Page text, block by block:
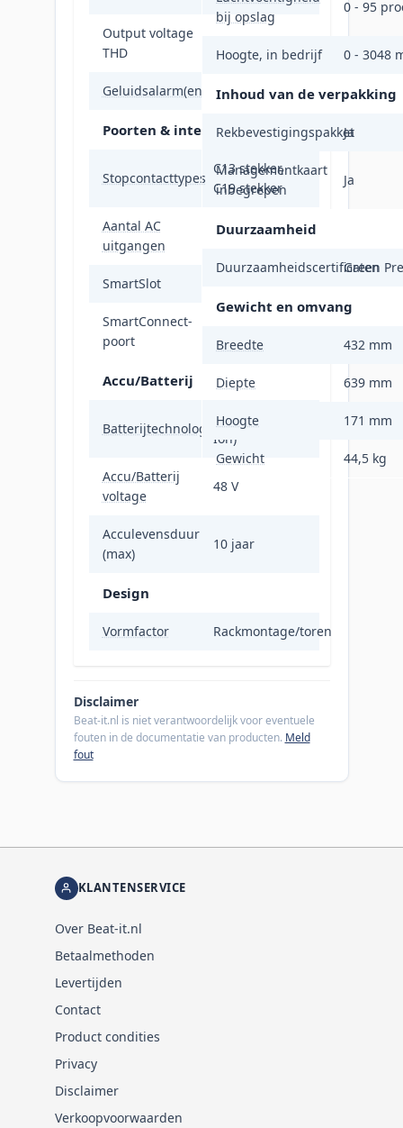
Output voltage
THD
Geluidsalarm(en) Ja
Poorten & interfaces
Stopcontacttypes
C13 stekker,
C19 stekker
Aantal AC
uitgangen
8 AC-
SmartSlot
SmartConnect-
poort
Accu/Batterij
Batterijtechnologie
Lithium-Ion (Li-
Ion)
Accu/Batterij
voltage
48 V
Acculevensduur
(max)
10 jaar
Design
Vormfactor Rackmontage/toren
bij opslag
0 - 95
Hoogte, in bedrijf 0 - 3048
Inhoud van de verpakking
Rekbevestigingspakket
Ja
Managementkaart
inbegrepen
Ja
Duurzaamheid
Duurzaamheidscertificaten
Green
Gewicht en omvang
Breedte 432 mm
Diepte 639 mm
Hoogte 171 mm
Gewicht 44,5 kg
Disclaimer
Beat-it.nl is niet verantwoordelijk voor eventuele
fouten in de documentatie van producten. Meld
fout
KLANTENSERVICE
Over Beat-it.nl
Betaalmethoden
Levertijden
Contact
Product condities
Privacy
Disclaimer
Verkoopvoorwaarden